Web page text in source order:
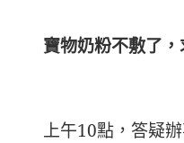
寶物奶粉不敷了
上午10點，答疑辦